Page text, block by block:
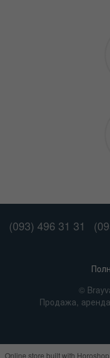
(093) 496 31 31
©
Продажа,
Online store built with Horoshop